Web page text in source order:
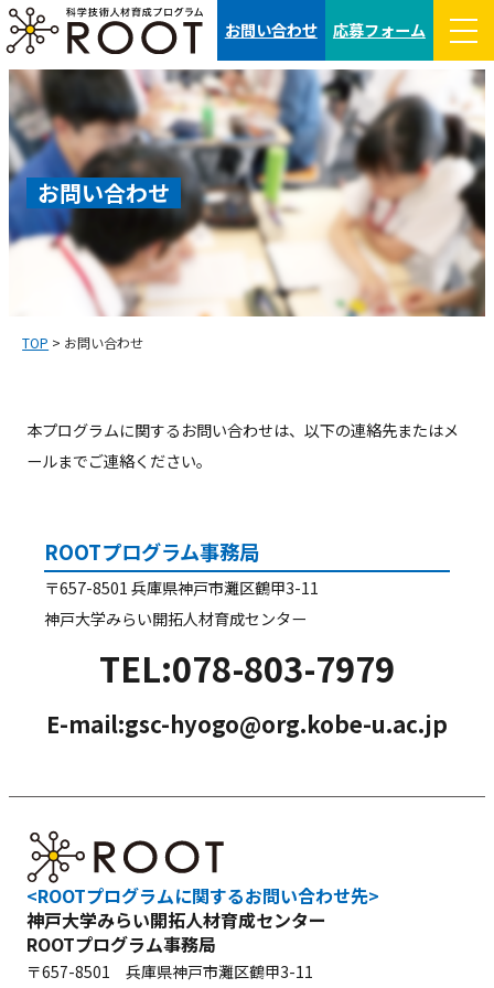
コ
ン
テ
ン
ツ
へ
キ
お問い合わせ 応募フォーム
お問い合わせ
TOP > お問い合わせ
本プログラムに関するお問い合わせは、以下の連絡先またはメ
ールまでご連絡ください。
ROOTプログラム事務局
〒657-8501 兵庫県神戸市灘区鶴甲3-11
神戸大学みらい開拓人材育成センター
TEL:078-803-7979
E-mail:gsc-hyogo@org.kobe-u.ac.jp
<ROOTプログラムに関するお問い合わせ先>
神戸大学みらい開拓人材育成センター
ROOTプログラム事務局
〒657-8501 兵庫県神戸市灘区鶴甲3-11